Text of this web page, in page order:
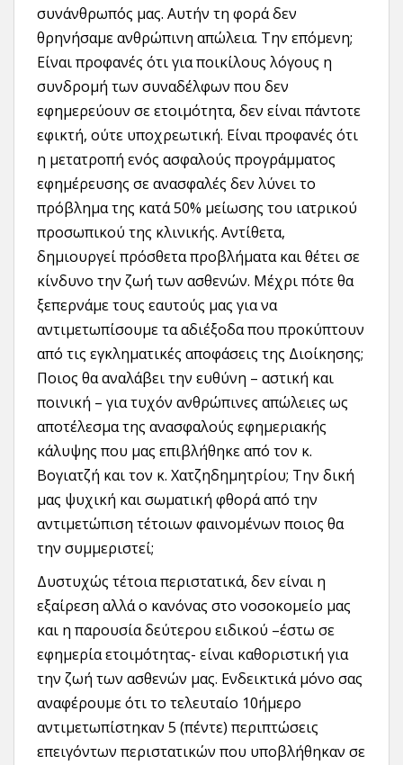
συνάνθρωπός μας. Αυτήν τη φορά δεν
θρηνήσαμε ανθρώπινη απώλεια. Την επόμενη;
Είναι προφανές ότι για ποικίλους λόγους η
συνδρομή των συναδέλφων που δεν
εφημερεύουν σε ετοιμότητα, δεν είναι πάντοτε
εφικτή, ούτε υποχρεωτική. Είναι προφανές ότι
η μετατροπή ενός ασφαλούς προγράμματος
εφημέρευσης σε ανασφαλές δεν λύνει το
πρόβλημα της κατά 50% μείωσης του ιατρικού
προσωπικού της κλινικής. Αντίθετα,
δημιουργεί πρόσθετα προβλήματα και θέτει σε
κίνδυνο την ζωή των ασθενών. Μέχρι πότε θα
ξεπερνάμε τους εαυτούς μας για να
αντιμετωπίσουμε τα αδιέξοδα που προκύπτουν
από τις εγκληματικές αποφάσεις της Διοίκησης;
Ποιος θα αναλάβει την ευθύνη – αστική και
ποινική – για τυχόν ανθρώπινες απώλειες ως
αποτέλεσμα της ανασφαλούς εφημεριακής
κάλυψης που μας επιβλήθηκε από τον κ.
Βογιατζή και τον κ. Χατζηδημητρίου; Την δική
μας ψυχική και σωματική φθορά από την
αντιμετώπιση τέτοιων φαινομένων ποιος θα
την συμμεριστεί;
Δυστυχώς τέτοια περιστατικά, δεν είναι η
εξαίρεση αλλά ο κανόνας στο νοσοκομείο μας
και η παρουσία δεύτερου ειδικού –έστω σε
εφημερία ετοιμότητας- είναι καθοριστική για
την ζωή των ασθενών μας. Ενδεικτικά μόνο σας
αναφέρουμε ότι το τελευταίο 10ήμερο
αντιμετωπίστηκαν 5 (πέντε) περιπτώσεις
επειγόντων περιστατικών που υποβλήθηκαν σε